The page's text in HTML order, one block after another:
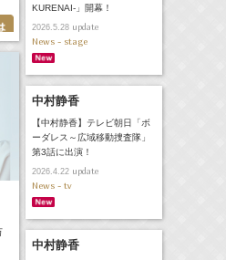
KURENAI-」開幕！
2026.5.28update
News - stage
中村静香
【中村静香】テレビ朝日「ボ
ーダレス～広域移動捜査隊」
第3話に出演！
2026.4.22update
News - tv
中村静香